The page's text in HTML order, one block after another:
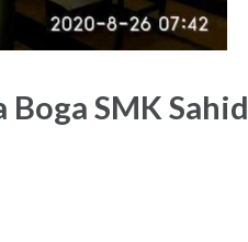
SMK Sahid